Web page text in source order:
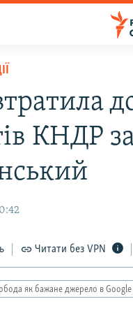
КНДР
Читати без VPN
як бажане джерело в Google